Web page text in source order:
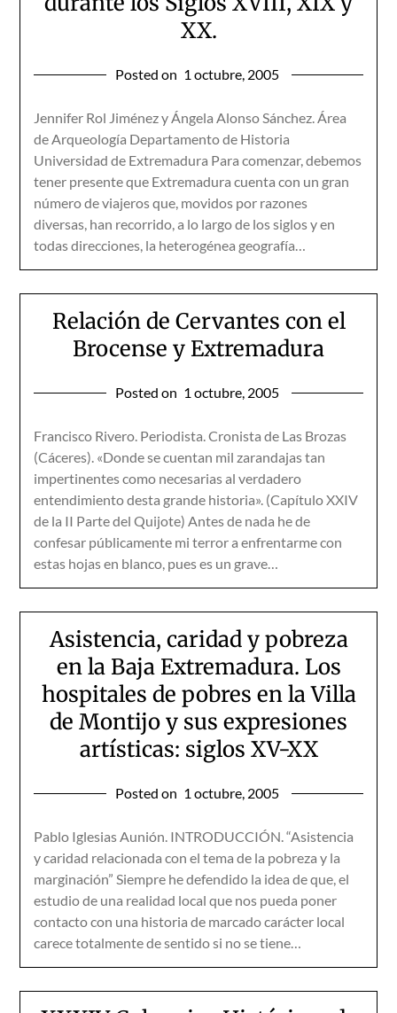
XX.
Posted on 1 octubre, 2005
Jennifer Rol Jiménez y Ángela Alonso Sánchez. Área
de Arqueología Departamento de Historia
Universidad de Extremadura Para comenzar, debemos
tener presente que Extremadura cuenta con un gran
número de viajeros que, movidos por razones
diversas, han recorrido, a lo largo de los siglos y en
todas direcciones, la heterogénea geografía…
Relación de Cervantes con el
Brocense y Extremadura
Posted on 1 octubre, 2005
Francisco Rivero. Periodista. Cronista de Las Brozas
(Cáceres). «Donde se cuentan mil zarandajas tan
impertinentes como necesarias al verdadero
entendimiento desta grande historia». (Capítulo XXIV
de la II Parte del Quijote) Antes de nada he de
confesar públicamente mi terror a enfrentarme con
estas hojas en blanco, pues es un grave…
Asistencia, caridad y pobreza
en la Baja Extremadura. Los
hospitales de pobres en la Villa
de Montijo y sus expresiones
artísticas: siglos XV-XX
Posted on 1 octubre, 2005
Pablo Iglesias Aunión. INTRODUCCIÓN. “Asistencia
y caridad relacionada con el tema de la pobreza y la
marginación” Siempre he defendido la idea de que, el
estudio de una realidad local que nos pueda poner
contacto con una historia de marcado carácter local
carece totalmente de sentido si no se tiene…